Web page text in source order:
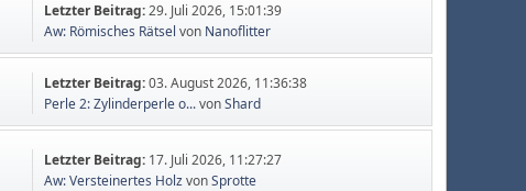
Letzter Beitrag:29. Juli 2026, 15:01:39
Aw: Römisches Rätsel von Nanoflitter
Letzter Beitrag:03. August 2026, 11:36:38
Perle 2: Zylinderperle o...vonShard
Letzter Beitrag: 17. Juli 2026, 11:27:27
Aw: Versteinertes HolzvonSprotte